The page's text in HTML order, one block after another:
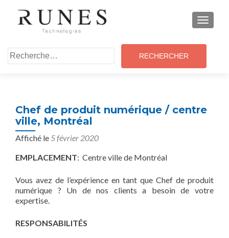
MENU
Rechercher :
Chef de produit numérique / centre
ville, Montréal
Affiché le 5 février 2020
EMPLACEMENT: Centre ville de Montréal
Vous avez de l’expérience en tant que Chef de produit
numérique ? Un de nos clients a besoin de votre
expertise.
RESPONSABILITÉS